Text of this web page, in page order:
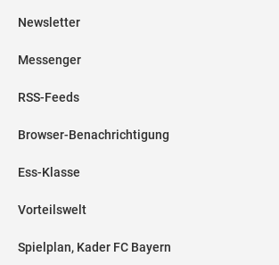
Newsletter
Messenger
RSS-Feeds
Browser-Benachrichtigung
Ess-Klasse
Vorteilswelt
Spielplan, Kader FC Bayern